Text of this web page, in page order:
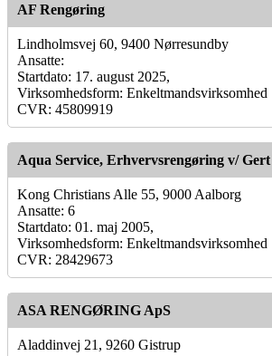
AF Rengøring
Lindholmsvej 60, 9400 Nørresundby
Ansatte:
Startdato: 17. august 2025,
Virksomhedsform: Enkeltmandsvirksomhed
CVR: 45809919
Aqua Service, Erhvervsrengøring v/
Kong Christians Alle 55, 9000 Aalborg
Ansatte: 6
Startdato: 01. maj 2005,
Virksomhedsform: Enkeltmandsvirksomhed
CVR: 28429673
ASA RENGØRING ApS
Aladdinvej 21, 9260 Gistrup